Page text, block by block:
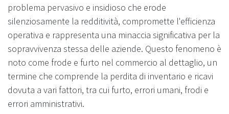
problema pervasivo e insidioso che erode
silenziosamente la redditività, compromette l'efficienza
operativa e rappresenta una minaccia significativa per la
sopravvivenza stessa delle aziende. Questo fenomeno è
noto come frode e furto nel commercio al dettaglio, un
termine che comprende la perdita di inventario e ricavi
dovuta a vari fattori, tra cui furto, errori umani, frodi e
errori amministrativi.